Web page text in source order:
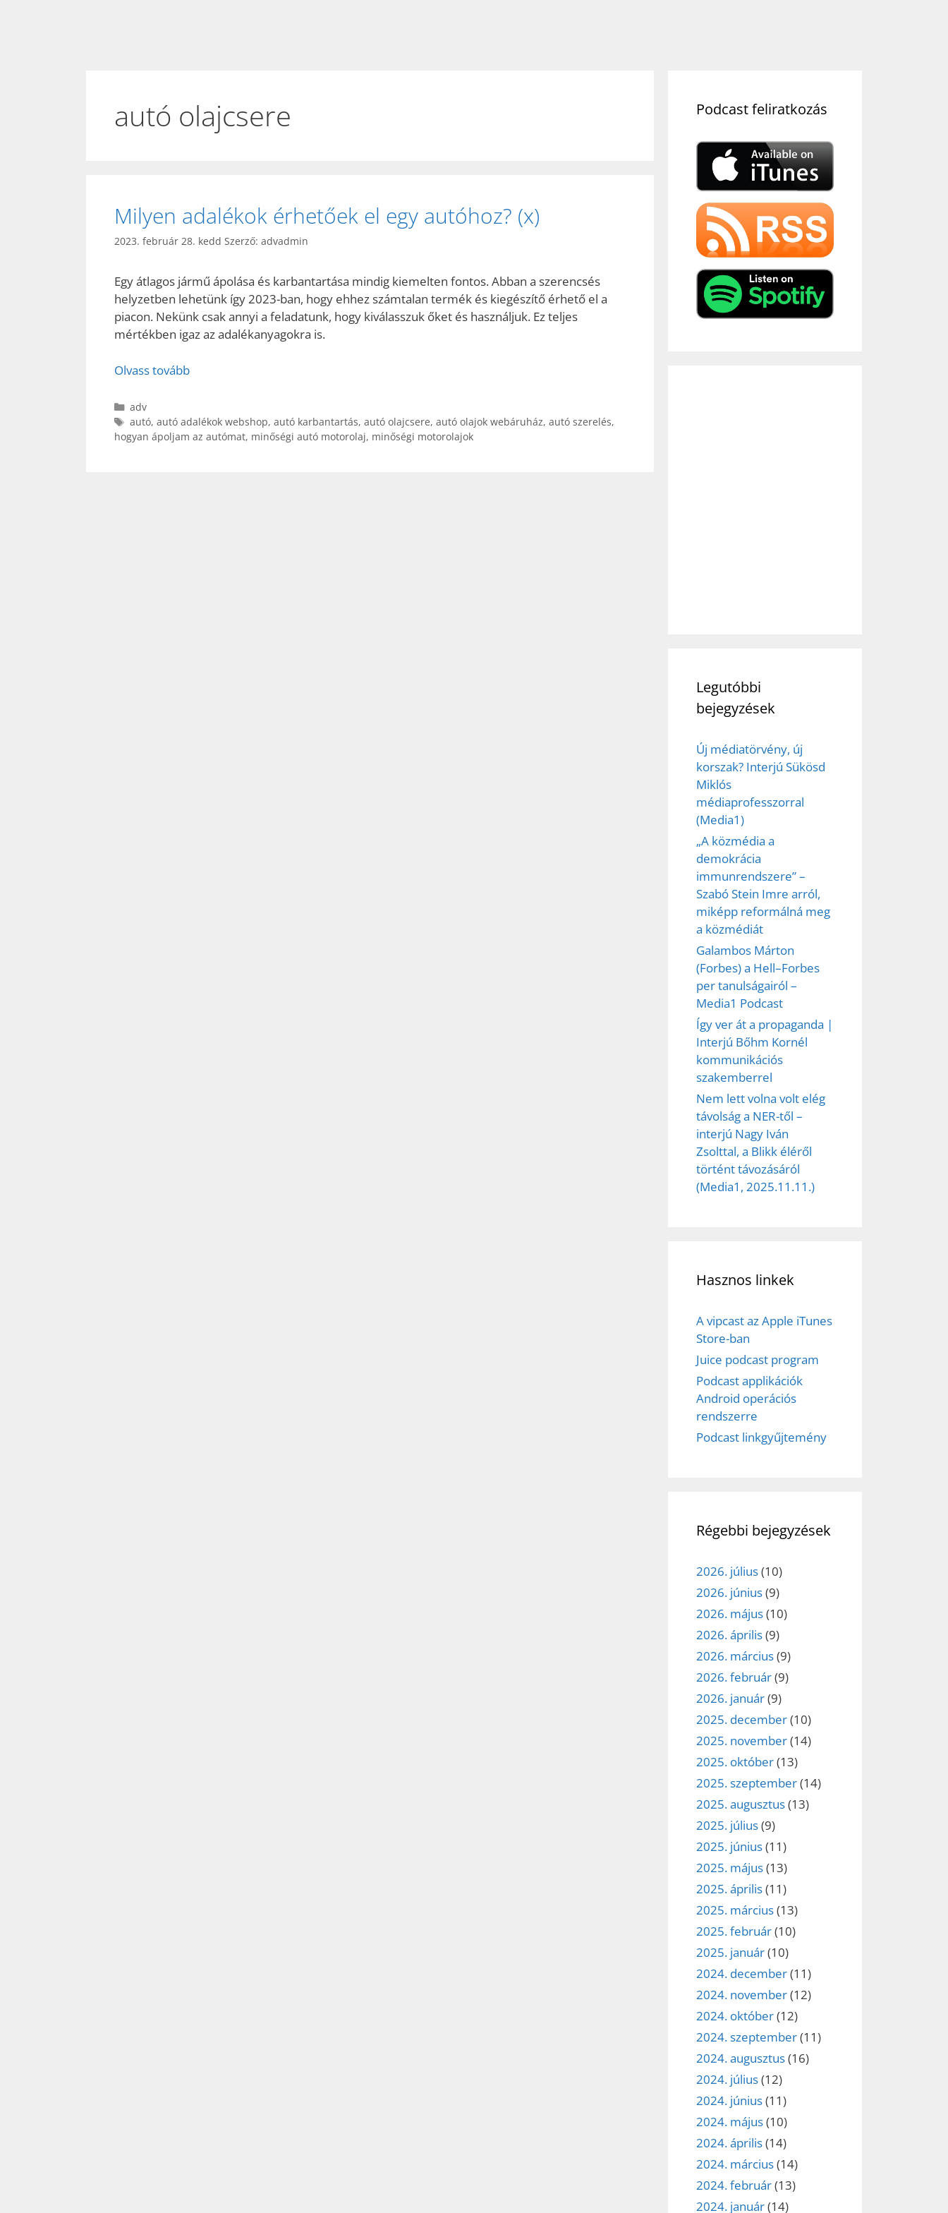
autó olajcsere
Milyen adalékok érhetőek el egy autóhoz? (x)
2023. február 28. kedd Szerző: advadmin
Egy átlagos jármű ápolása és karbantartása mindig kiemelten fontos. Abban a szerencsés
helyzetben lehetünk így 2023-ban, hogy ehhez számtalan termék és kiegészítő érhető el a
piacon. Nekünk csak annyi a feladatunk, hogy kiválasszuk őket és használjuk. Ez teljes
mértékben igaz az adalékanyagokra is.
Olvass tovább
Kategória
adv
Címkék
autó, autó adalékok webshop, autó karbantartás, autó olajcsere, autó olajok webáruház, autó szerelés,
hogyan ápoljam az autómat, minőségi autó motorolaj, minőségi motorolajok
Podcast feliratkozás
Legutóbbi
bejegyzések
Új médiatörvény, új
korszak? Interjú Sükösd
Miklós
médiaprofesszorral
(Media1)
„A közmédia a
demokrácia
immunrendszere” –
Szabó Stein Imre arról,
miképp reformálná meg
a közmédiát
Galambos Márton
(Forbes) a Hell–Forbes
per tanulságairól –
Media1 Podcast
Így ver át a propaganda |
Interjú Bőhm Kornél
kommunikációs
szakemberrel
Nem lett volna volt elég
távolság a NER-től –
interjú Nagy Iván
Zsolttal, a Blikk éléről
történt távozásáról
(Media1, 2025.11.11.)
Hasznos linkek
A vipcast az Apple iTunes
Store-ban
Juice podcast program
Podcast applikációk
Android operációs
rendszerre
Podcast linkgyűjtemény
Régebbi bejegyzések
2026. július(10)
2026. június(9)
2026. május(10)
2026. április(9)
2026. március(9)
2026. február(9)
2026. január(9)
2025. december(10)
2025. november(14)
2025. október(13)
2025. szeptember(14)
2025. augusztus(13)
2025. július(9)
2025. június(11)
2025. május(13)
2025. április(11)
2025. március(13)
2025. február(10)
2025. január(10)
2024. december(11)
2024. november(12)
2024. október(12)
2024. szeptember(11)
2024. augusztus(16)
2024. július(12)
2024. június(11)
2024. május(10)
2024. április(14)
2024. március(14)
2024. február(13)
2024. január(14)